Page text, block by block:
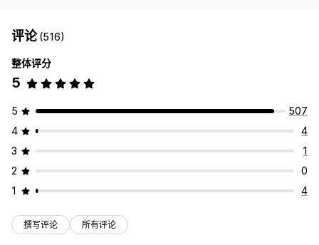
评论(516)
整体评分
5
5
507
4
4
3
1
2
0
1
4
撰写评论 所有评论